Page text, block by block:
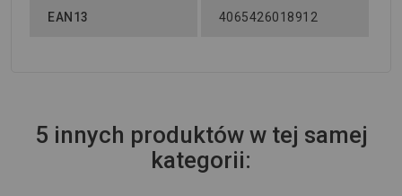
EAN13 4065426018912
5 innych produktów w tej samej
kategorii: